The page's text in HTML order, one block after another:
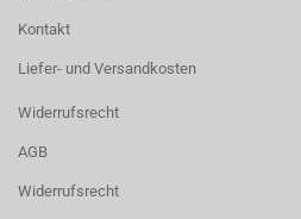
Kontakt
Liefer- und Versandkosten
Widerrufsrecht
AGB
Widerrufsrecht